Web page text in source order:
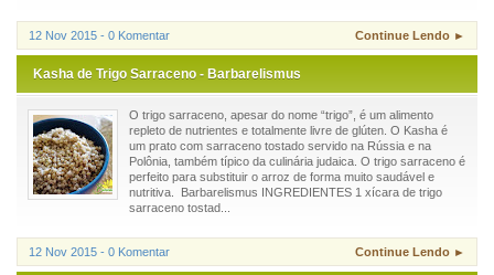
12 Nov 2015 - 0 Komentar Continue Lendo ►
Kasha de Trigo Sarraceno - Barbarelismus
O trigo sarraceno, apesar do nome “trigo”, é um alimento
repleto de nutrientes e totalmente livre de glúten. O Kasha é
um prato com sarraceno tostado servido na Rússia e na
Polônia, também típico da culinária judaica. O trigo sarraceno é
perfeito para substituir o arroz de forma muito saudável e
nutritiva. Barbarelismus INGREDIENTES 1 xícara de trigo
sarraceno tostad...
12 Nov 2015 - 0 Komentar Continue Lendo ►